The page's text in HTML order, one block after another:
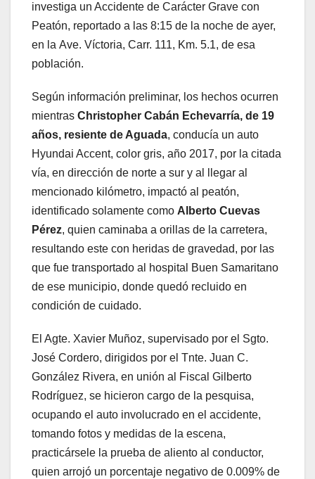
investiga un Accidente de Carácter Grave con
Peatón, reportado a las 8:15 de la noche de ayer,
en la Ave. Víctoria, Carr. 111, Km. 5.1, de esa
población.
Según información preliminar, los hechos ocurren
mientras Christopher Cabán Echevarría, de 19
años, resiente de Aguada, conducía un auto
Hyundai Accent, color gris, año 2017, por la citada
vía, en dirección de norte a sur y al llegar al
mencionado kilómetro, impactó al peatón,
identificado solamente como Alberto Cuevas
Pérez, quien caminaba a orillas de la carretera,
resultando este con heridas de gravedad, por las
que fue transportado al hospital Buen Samaritano
de ese municipio, donde quedó recluido en
condición de cuidado.
El Agte. Xavier Muñoz, supervisado por el Sgto.
José Cordero, dirigidos por el Tnte. Juan C.
González Rivera, en unión al Fiscal Gilberto
Rodríguez, se hicieron cargo de la pesquisa,
ocupando el auto involucrado en el accidente,
tomando fotos y medidas de la escena,
practicársele la prueba de aliento al conductor,
quien arrojó un porcentaje negativo de 0.009% de